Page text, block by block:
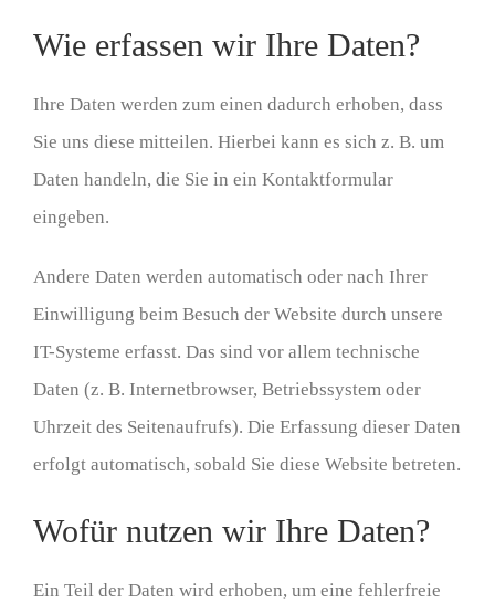
Wie erfassen wir Ihre Daten?
Ihre Daten werden zum einen dadurch erhoben, dass
Sie uns diese mitteilen. Hierbei kann es sich z. B. um
Daten handeln, die Sie in ein Kontaktformular
eingeben.
Andere Daten werden automatisch oder nach Ihrer
Einwilligung beim Besuch der Website durch unsere
IT-Systeme erfasst. Das sind vor allem technische
Daten (z. B. Internetbrowser, Betriebssystem oder
Uhrzeit des Seitenaufrufs). Die Erfassung dieser Daten
erfolgt automatisch, sobald Sie diese Website betreten.
Wofür nutzen wir Ihre Daten?
Ein Teil der Daten wird erhoben, um eine fehlerfreie